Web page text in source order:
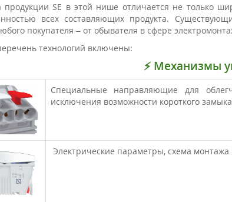
продукции SE в этой нише отличается не только
всех составляющих продукта.
покупателя – от обывателя в сфере
технологий включены:
⚡ Механизмы
Специальные направляющие для
исключения возможности короткого
Электрические параметры, схема